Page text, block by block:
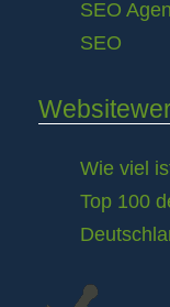
SEO
SEO
Wie viel
Top 100